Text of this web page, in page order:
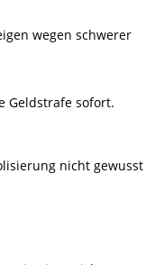
wegen schwerer
Geldstrafe sofort.
nicht gewusst